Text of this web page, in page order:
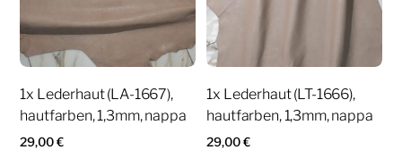
1x Lederhaut (LA-1667),
hautfarben, 1,3mm, nappa
29,00€
1x Lederhaut (LT-1666),
hautfarben, 1,3mm, nappa
29,00€